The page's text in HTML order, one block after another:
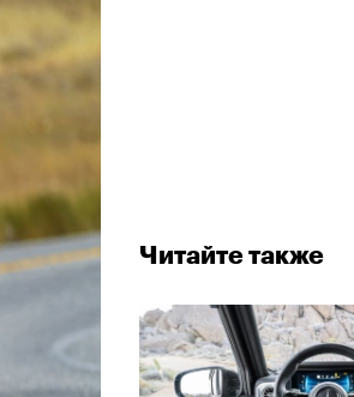
Читайте также